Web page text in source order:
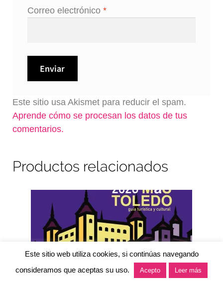
Correo electrónico *
Este sitio usa Akismet para reducir el spam.
Aprende cómo se procesan los datos de tus
comentarios.
Productos relacionados
0
Este sitio web utiliza cookies, si continúas navegando
consideramos que aceptas su uso.
Acepto Leer más